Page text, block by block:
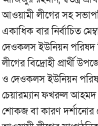
আওয়ামী লীগের সহ
একাধিক বার নির্বাচিত
দেওকলস ইউনিয়ন পরিষদ
লীগের বিদ্রোহী প্রার্থী
ও দেওকলস ইউনিয়ন
চেয়ারম্যান ফখরুল
শোকজ বা কারণ দর্শানোর